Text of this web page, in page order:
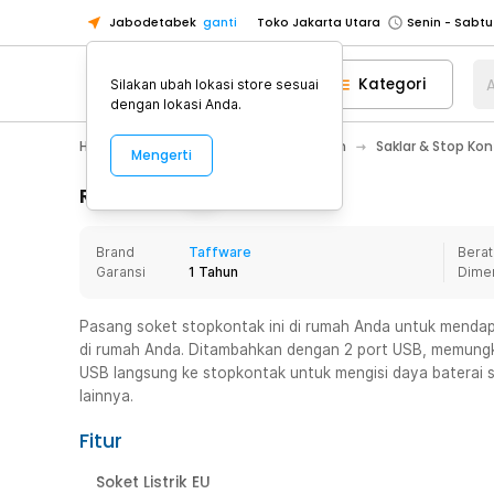
Jabodetabek ganti Toko Jakarta Utara
Toko Tangerang
Toko Cikupa
Pick n Go Jakarta Barat
Senin -
Pick n Go Bekasi
Senin - Jumat
Senin - Jumat
Senin -
Senin -
Toko Tangerang
Toko Cikupa
Pick n Go Jakarta Barat
Senin -
Senin - Jumat
Kategori
Home Appliance Perawatan Rumah Saklar & Stop
Rincian Produk
Brand
Taffware
Garansi
1 Tahun
Pasang soket stopkontak ini di rumah Anda untuk
di rumah Anda. Ditambahkan dengan 2 port USB,
USB langsung ke stopkontak untuk mengisi daya
lainnya.
Fitur
Soket Listrik EU
Silakan ubah lokasi store sesuai
dengan lokasi Anda.
Mengerti